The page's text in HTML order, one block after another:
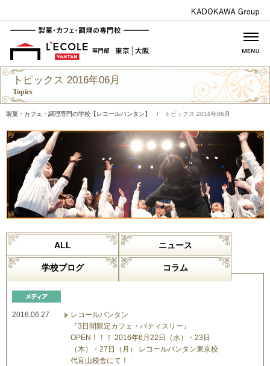
トピックス 2016年06月
Topics
製菓・カフェ・調理専門の学校【レコールバンタン】 / トピックス 2016年06月
ALL ニュース
学校ブログ コラム
2016.06.27
レコールバンタン
『3日間限定カフェ・パティスリー』
OPEN！！！ 2016年6月22日（水）・23日
（木）・27日（月） レコールバンタン東京校
代官山校舎にて！